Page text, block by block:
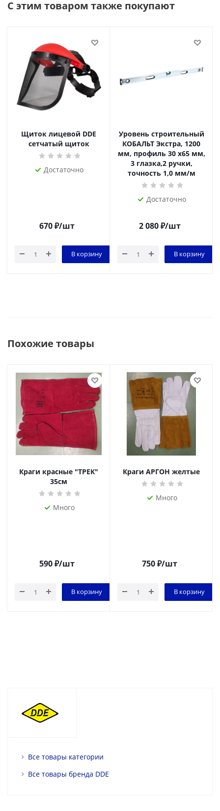
С этим товаром также покупают
Щиток лицевой DDE
сетчатый щиток
Достаточно
670₽/шт
В корзину
Уровень строительный
КОБАЛЬТ Экстра, 1200
мм, профиль 30 x65 мм,
3 глазка,2 ручки,
точность 1,0 мм/м
Достаточно
2 080₽/шт
В корзину
Похожие товары
Краги красные "ТРЕК"
35см
Много
590₽/шт
В корзину
Краги АРГОН желтые
Много
750₽/шт
В корзину
Все товары категории
Все товары бренда DDE